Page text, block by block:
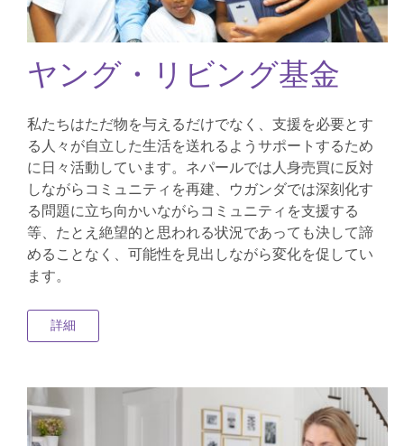
ヤング・リビング基金
私たちはただ物を与えるだけでなく、支援を必要とす
る人々が自立した生活を送れるようサポートするため
に日々活動しています。ネパールでは人身売買に反対
しながらコミュニティを再建、ウガンダでは深刻化す
る問題に立ち向かいながらコミュニティを支援する
等、たとえ絶望的と思われる状況であっても決して諦
めることなく、可能性を見出しながら変化を促してい
ます。
詳細